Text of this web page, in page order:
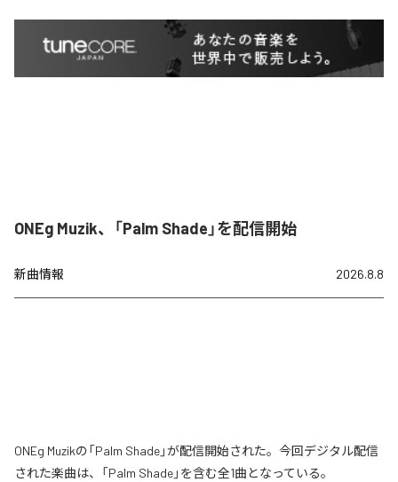
ONEg Muzik、「Palm Shade」を配信開始
新曲情報 2026.8.8
ONEg Muzikの「Palm Shade」が配信開始された。今回デジタル配信
された楽曲は、「Palm Shade」を含む全1曲となっている。